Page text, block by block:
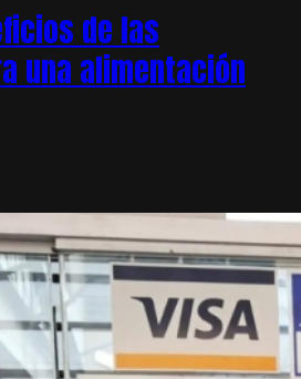
de las
una alimentación